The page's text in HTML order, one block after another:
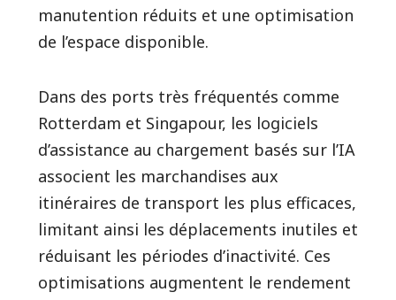
manutention réduits et une optimisation
de l’espace disponible.
Dans des ports très fréquentés comme
Rotterdam et Singapour, les logiciels
d’assistance au chargement basés sur l’IA
associent les marchandises aux
itinéraires de transport les plus efficaces,
limitant ainsi les déplacements inutiles et
réduisant les périodes d’inactivité. Ces
optimisations augmentent le rendement